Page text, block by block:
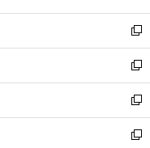
開
く
ウ
で
開
く
ン
ド
ウ
で
開
く
ウ
ィ
ン
ド
ウ
で
開
く
新
し
い
ウ
ィ
ン
ド
新
し
い
ウ
ィ
新
し
い
新